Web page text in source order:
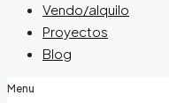
Vendo/alquilo
Proyectos
Blog
Menu